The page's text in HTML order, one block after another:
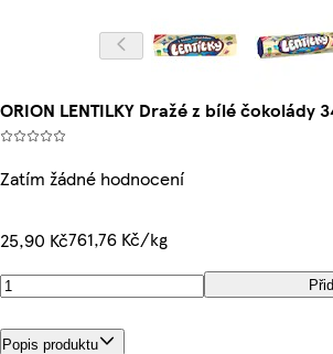
ORION LENTILKY Dražé z bílé čokolády
Zatím žádné hodnocení
25,90 Kč761,76 Kč/kg
Popis produktu